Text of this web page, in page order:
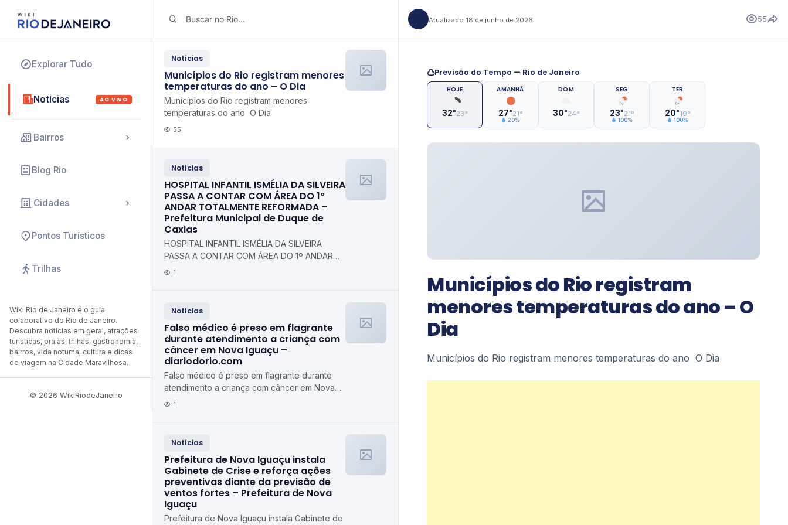
Explorar Tudo
Notícias AO VIVO
Bairros
Blog Rio
Cidades
Pontos Turísticos
Trilhas
Wiki Rio de Janeiro é o guia
colaborativo do Rio de Janeiro.
Descubra notícias em geral, atrações
turísticas, praias, trilhas, gastronomia,
bairros, vida noturna, cultura e dicas
de viagem na Cidade Maravilhosa.
© 2026 WikiRiodeJaneiro
Notícias
Municípios do Rio registram menores
temperaturas do ano – O Dia
Municípios do Rio registram menores
temperaturas do ano O Dia
55
Notícias
HOSPITAL INFANTIL ISMÉLIA DA SILVEIRA
PASSA A CONTAR COM ÁREA DO 1º
ANDAR TOTALMENTE REFORMADA –
Prefeitura Municipal de Duque de
Caxias
HOSPITAL INFANTIL ISMÉLIA DA SILVEIRA
PASSA A CONTAR COM ÁREA DO 1º ANDAR
TOTALMENTE REFORMADA Prefeitura
1
Notícias
Falso médico é preso em flagrante
durante atendimento a criança com
câncer em Nova Iguaçu –
diariodorio.com
Falso médico é preso em flagrante durante
atendimento a criança com câncer em Nova
Iguaçu diariodorio.com
1
Notícias
Prefeitura de Nova Iguaçu instala
Gabinete de Crise e reforça ações
preventivas diante da previsão de
ventos fortes – Prefeitura de Nova
Iguaçu
Prefeitura de Nova Iguaçu instala Gabinete de
Atualizado 18 de junho de 2026 55
Previsão do Tempo — Rio de Janeiro
HOJE
32°23°
AMANHÃ
27°21°
20%
DOM
30°24°
SEG
23°21°
100%
TER
20°19°
100%
Municípios do Rio registram
menores temperaturas do ano – O
Dia
Municípios do Rio registram menores temperaturas do ano O Dia